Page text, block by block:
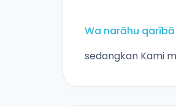
Wa narāhu
sedangkan Kami